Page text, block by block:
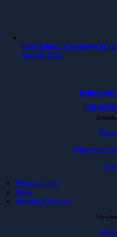
Vårt kontor i Sarajevo är i
Award 2026
+46 40
Paketerade
Privacy policy
Press
Investor Relations
Våra